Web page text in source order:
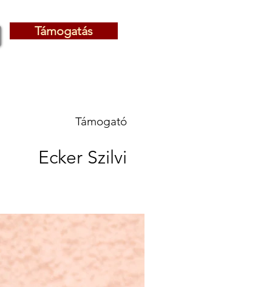
Támogatás
Támogatás
Támogató
Ecker Szilvi